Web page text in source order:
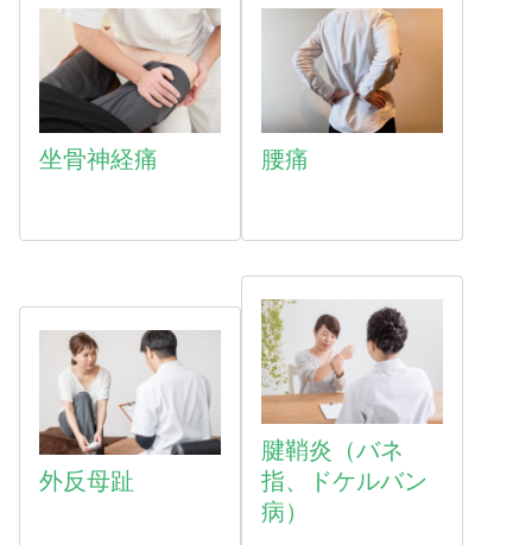
坐骨神経痛 腰痛
外反母趾
腱鞘炎（バネ
指、ドケルバン
病）